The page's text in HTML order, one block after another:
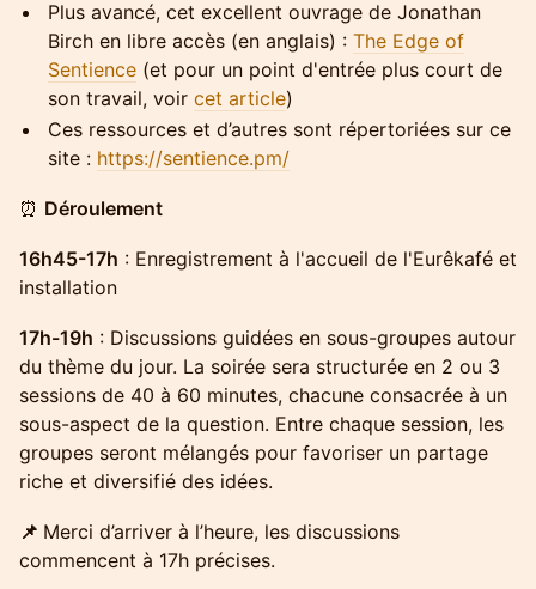
Plus avancé, cet excellent ouvrage de Jonathan
Birch en libre accès (en anglais) : The Edge of
Sentience (et pour un point d'entrée plus court de
son travail, voir cet article)
Ces ressources et d’autres sont répertoriées sur ce
site : https://sentience.pm/
⏰ Déroulement
16h45-17h : Enregistrement à l'accueil de l'Eurêkafé et
installation
17h-19h : Discussions guidées en sous-groupes autour
du thème du jour. La soirée sera structurée en 2 ou 3
sessions de 40 à 60 minutes, chacune consacrée à un
sous-aspect de la question. Entre chaque session, les
groupes seront mélangés pour favoriser un partage
riche et diversifié des idées.
📌 Merci d’arriver à l’heure, les discussions
commencent à 17h précises.​